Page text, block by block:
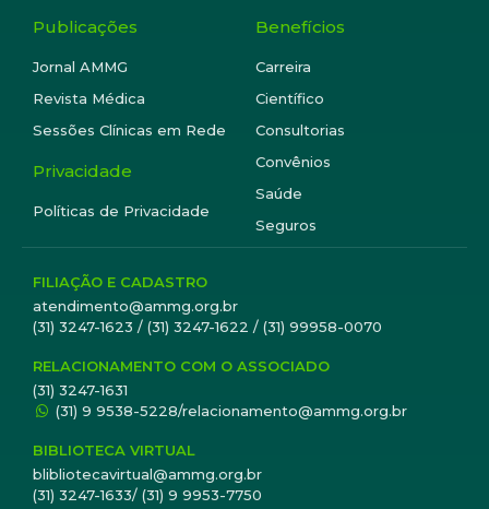
Publicações
Jornal AMMG
Revista Médica
Sessões Clínicas em Rede
Privacidade
Políticas de Privacidade
Benefícios
Carreira
Científico
Consultorias
Convênios
Saúde
Seguros
FILIAÇÃO E CADASTRO
atendimento@ammg.org.br
(31) 3247-1623 / (31) 3247-1622 / (31) 99958-0070
RELACIONAMENTO COM O ASSOCIADO
(31) 3247-1631
(31) 9 9538-5228/relacionamento@ammg.org.br
BIBLIOTECA VIRTUAL
blibliotecavirtual@ammg.org.br
(31) 3247-1633/ (31) 9 9953-7750